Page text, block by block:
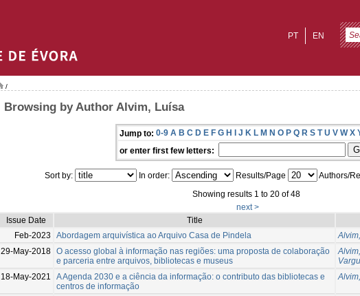
EN
PT
/
Browsing by Author Alvim, Luísa
Jump to: 0-9 A B C D E F G H I J K L M N O P Q R S T U V W X
or enter first few letters:
Sort by: In order: Results/Page
Authors/
Showing results 1 to 20 of 48
next >
Issue Date
Title
Feb-2023
Abordagem arquivística ao Arquivo Casa de Pindela
29-May-2018 O acesso global à informação nas regiões: uma proposta de colaboração
e parceria entre arquivos, bibliotecas e museus
18-May-2021
A Agenda 2030 e a ciência da informação: o contributo das bibliotecas e
centros de informação